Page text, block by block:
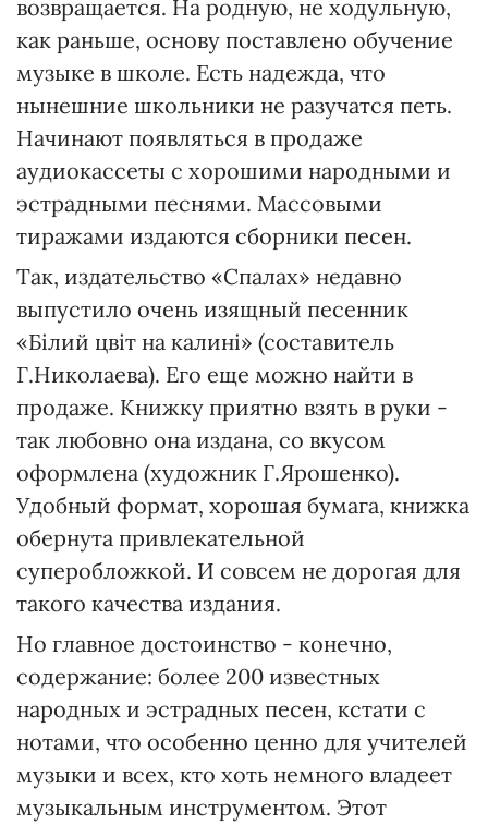
возвращается. На родную, не ходульную,
как раньше, основу поставлено обучение
музыке в школе. Есть надежда, что
нынешние школьники не разучатся петь.
Начинают появляться в продаже
аудиокассеты с хорошими народными и
эстрадными песнями. Массовыми
тиражами издаются сборники песен.
Так, издательство «Спалах» недавно
выпустило очень изящный песенник
«Білий цвіт на калині» (составитель
Г.Николаева). Его еще можно найти в
продаже. Книжку приятно взять в руки -
так любовно она издана, со вкусом
оформлена (художник Г.Ярошенко).
Удобный формат, хорошая бумага, книжка
обернута привлекательной
суперобложкой. И совсем не дорогая для
такого качества издания.
Но главное достоинство - конечно,
содержание: более 200 известных
народных и эстрадных песен, кстати с
нотами, что особенно ценно для учителей
музыки и всех, кто хоть немного владеет
музыкальным инструментом. Этот